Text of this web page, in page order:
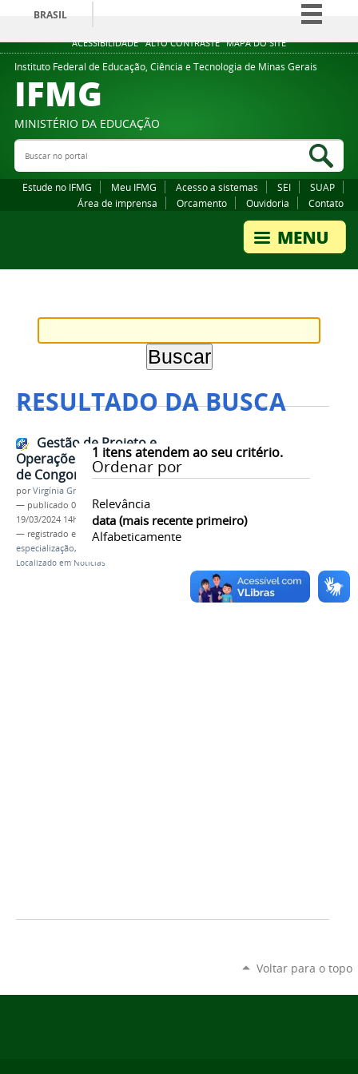
ACESSIBILIDADE ALTO CONTRASTE MAPA DO SITE
BRASIL
Simplifique!
Comunica BR
Legislação
Instituto Federal de Educação, Ciência e Tecnologia de Minas Gerais
IFMG
MINISTÉRIO DA EDUCAÇÃO
Buscar no portal
Estude no IFMG Meu IFMG Acesso a sistemas SEI
SUAP
Área de imprensa
Orcamento Ouvidoria Contato
RESULTADO DA BUSCA
1 itens atendem ao seu critério.
Ordenar por
Relevância
data (mais recente primeiro)
Alfabeticamente
Gestão de Projeto e
Operações é nova especialização
de Congonhas
porVirgínia Graziela Fonseca Barbosa
— publicado 07/05/2019—última modificação
19/03/2024 14h19
— registrado em:
Gestão de Projeto e Operações
especialização,
Localizado em Notícias
Voltar para o topo